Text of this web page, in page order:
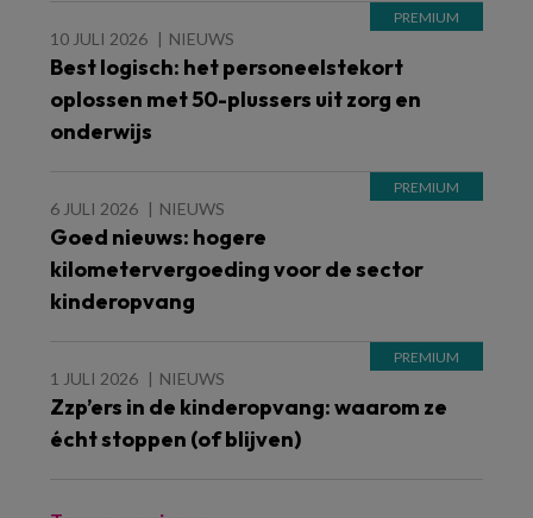
10 JULI 2026 NIEUWS
Best logisch: het personeelstekort
oplossen met 50-plussers uit zorg en
onderwijs
6 JULI 2026 NIEUWS
Goed nieuws: hogere
kilometervergoeding voor de sector
kinderopvang
1 JULI 2026 NIEUWS
Zzp’ers in de kinderopvang: waarom ze
écht stoppen (of blijven)